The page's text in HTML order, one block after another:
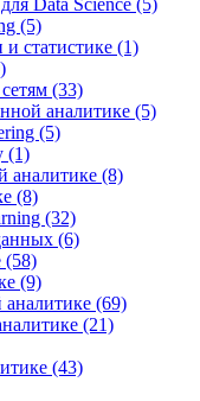
Data Science (5)
(5)
статистике (1)
(33)
аналитике (5)
(5)
(1)
аналитике (8)
(8)
(32)
(6)
(58)
(9)
(69)
(21)
(43)